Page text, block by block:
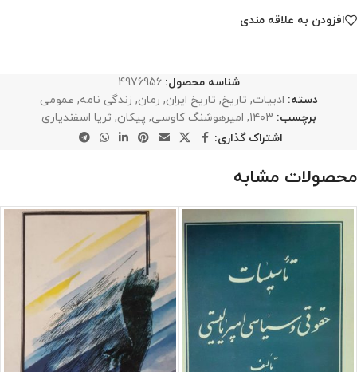
افزودن به علاقه مندی
شناسه محصول:4976956
دسته: ادبیات, تاریخ, تاریخ ایران, رمان, زندگی نامه, عمومی
برچسب: ۱۴۰۳, امیرهوشنگ کاوسی, پیکان, ثریا اسفندیاری
اشتراک گذاری:
محصولات مشابه